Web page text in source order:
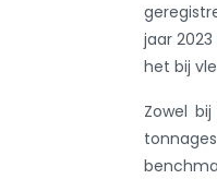
jaar
het bij
Zowel